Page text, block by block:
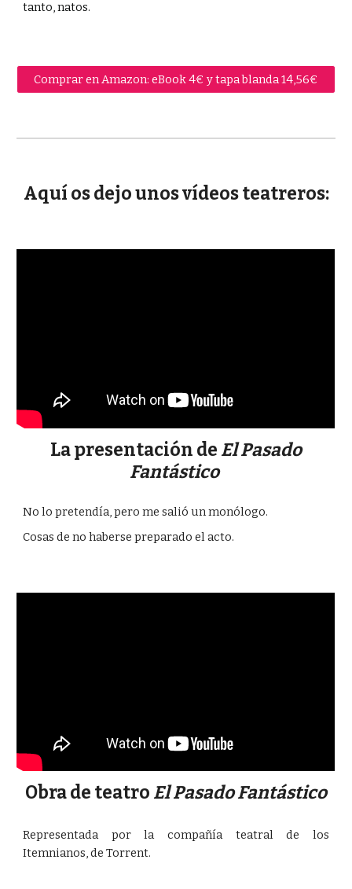
tanto, natos.
Comprar en Amazon: eBook 4€ y tapa blanda 14,56€
Aquí os dejo unos vídeos teatreros:
La presentación de El Pasado
Fantástico
No lo pretendía, pero me salió un monólogo.
Cosas de no haberse preparado el acto.
Obra de teatro El Pasado Fantástico
Representada por la compañía teatral de los
Itemnianos, de Torrent.